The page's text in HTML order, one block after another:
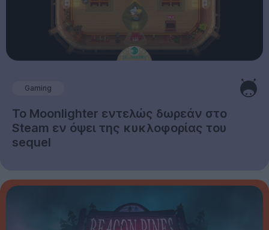
Gaming
Το Moonlighter εντελώς δωρεάν στο
Steam εν όψει της κυκλοφορίας του
sequel